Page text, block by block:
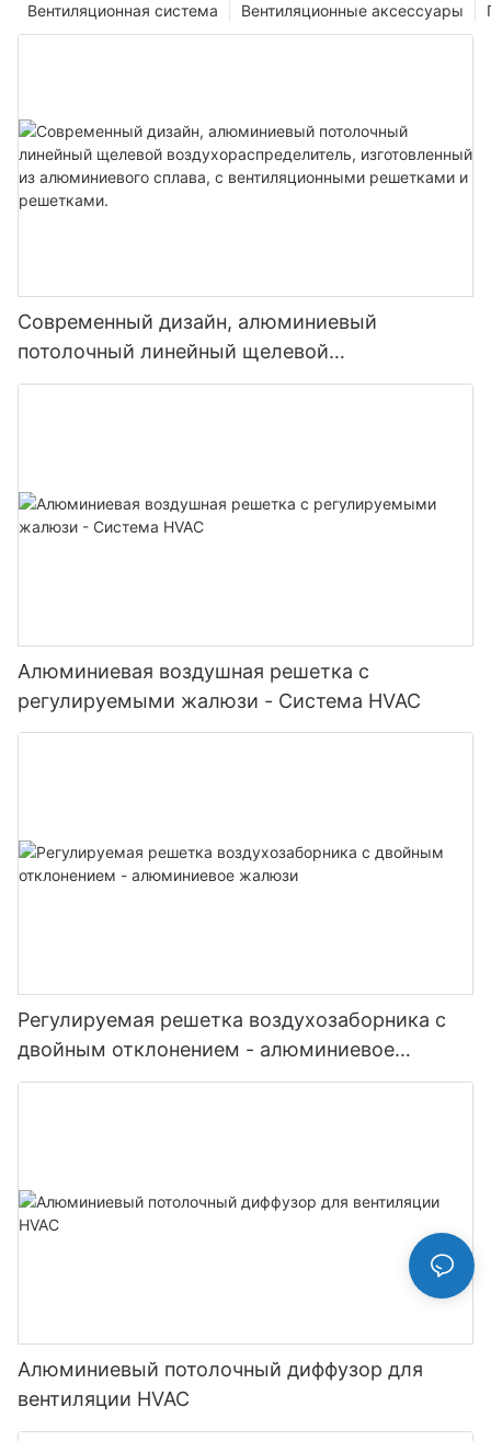
Вентиляционные аксессуары
Вентиляционная система
Современный дизайн, алюминиевый
потолочный линейный щелевой
воздухораспределитель, изготовленный из
Алюминиевая воздушная решетка с
регулируемыми жалюзи - Система HVAC
Регулируемая решетка воздухозаборника с
двойным отклонением - алюминиевое
жалюзи
Алюминиевый потолочный диффузор для
вентиляции HVAC